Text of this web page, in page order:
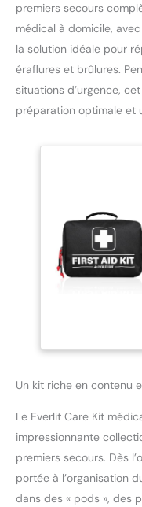
premiers secours
médical à domicile,
la solution idéale pour
éraflures et brûlures.
situations d’urgence,
préparation optimale et
Un kit riche en contenu
Le Everlit Care Kit
impressionnante
premiers secours. Dès
portée à l’organisation
dans des « pods », des